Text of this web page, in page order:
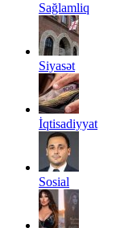
Sağlamliq
Siyasət
İqtisadiyyat
Sosial